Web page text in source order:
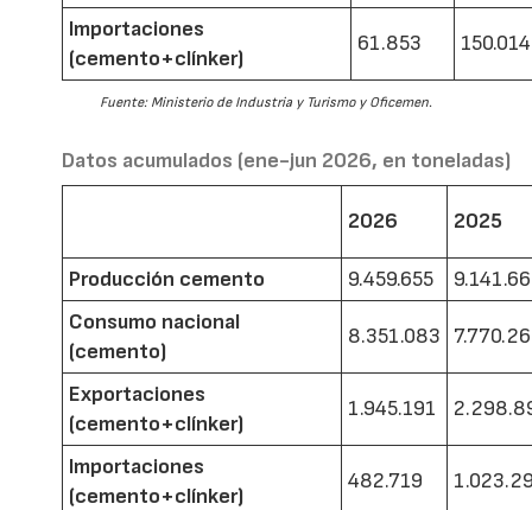
Importaciones
(cemento+clínker)
61.853 150.014
Fuente: Ministerio de Industria y Turismo y Oficemen.
Datos acumulados (ene-jun 2026, en toneladas)
2026 2025
Producción cemento 9.459.655
Consumo nacional
(cemento)
8.351.083
Exportaciones
(cemento+clínker)
1.945.191
Importaciones
(cemento+clínker)
482.719